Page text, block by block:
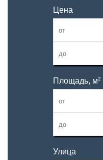
Цена
Площадь, м2
Улица